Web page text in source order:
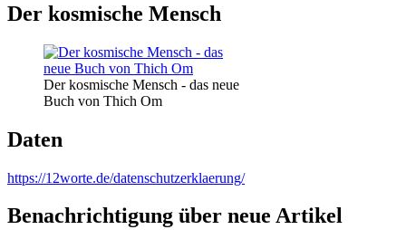
Der kosmische Mensch
Der kosmische Mensch - das neue
Buch von Thich Om
Daten
https://12worte.de/datenschutzerklaerung/
Benachrichtigung über neue Artikel